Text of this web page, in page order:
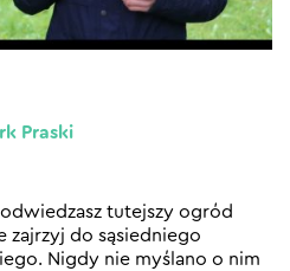
Praski
tutejszy ogród
zajrzyj do sąsiedniego
Nigdy nie myślano o nim